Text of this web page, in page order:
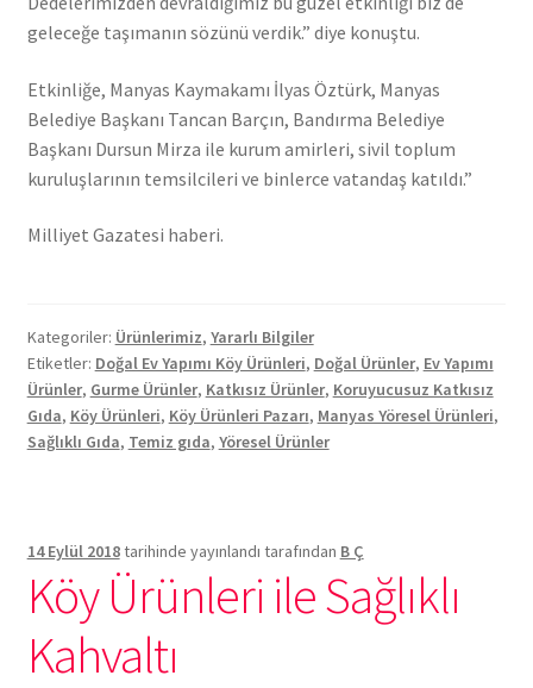
geleceğe taşımanın sözünü verdik.” diye konuştu.
Etkinliğe, Manyas Kaymakamı İlyas Öztürk, Manyas
Belediye Başkanı Tancan Barçın, Bandırma Belediye
Başkanı Dursun Mirza ile kurum amirleri, sivil toplum
kuruluşlarının temsilcileri ve binlerce vatandaş katıldı.”
Milliyet Gazatesi haberi.
Kategoriler: Ürünlerimiz, Yararlı Bilgiler
Etiketler: Doğal Ev Yapımı Köy Ürünleri, Doğal Ürünler, Ev Yapımı
Ürünler, Gurme Ürünler, Katkısız Ürünler, Koruyucusuz Katkısız
Gıda, Köy Ürünleri, Köy Ürünleri Pazarı, Manyas Yöresel Ürünleri,
Sağlıklı Gıda, Temiz gıda, Yöresel Ürünler
14 Eylül 2018tarihinde yayınlandı tarafından B Ç
Köy Ürünleri ile Sağlıklı
Kahvaltı